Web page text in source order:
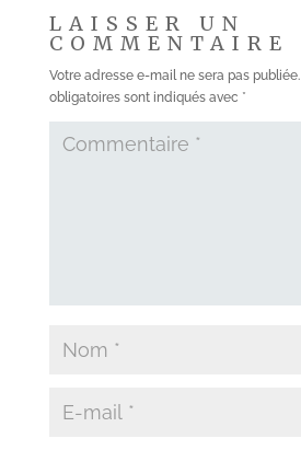
LAISSER UN
COMMENTAIRE
Votre adresse e-mail ne sera pas publiée.
obligatoires sont indiqués avec *